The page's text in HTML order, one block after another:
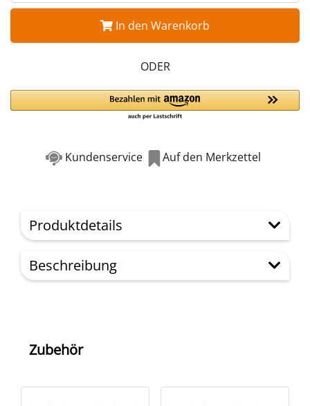
In den Warenkorb
ODER
Kundenservice Auf den Merkzettel
Produktdetails
Beschreibung
Zubehör